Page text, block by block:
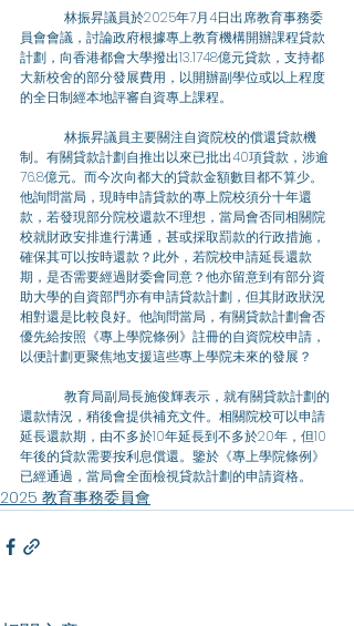
員會會議，討論政府根據專上教育機構開辦課程貸款
計劃，向香港都會大學撥出13.1748億元貸款，支持都
大新校舍的部分發展費用，以開辦副學位或以上程度
的全日制經本地評審自資專上課程。
制。有關貸款計劃自推出以來已批出40項貸款，涉逾
76.8億元。而今次向都大的貸款金額數目都不算少。
他詢問當局，現時申請貸款的專上院校須分十年還
款，若發現部分院校還款不理想，當局會否同相關院
校就財政安排進行溝通，甚或採取罰款的行政措施，
確保其可以按時還款？此外，若院校申請延長還款
期，是否需要經過財委會同意？他亦留意到有部分資
助大學的自資部門亦有申請貸款計劃，但其財政狀況
相對還是比較良好。他詢問當局，有關貸款計劃會否
優先給按照《專上學院條例》註冊的自資院校申請，
以便計劃更聚焦地支援這些專上學院未來的發展？
還款情況，稍後會提供補充文件。相關院校可以申請
延長還款期，由不多於10年延長到不多於20年，但10
年後的貸款需要按利息償還。鑒於《專上學院條例》
已經通過，當局會全面檢視貸款計劃的申請資格。
2025 教育事務委員會